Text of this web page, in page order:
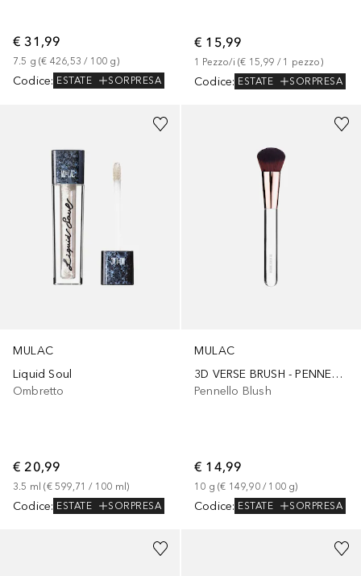
€ 31,99
7.5 g (€ 426,53 / 100 g)
Codice: ESTATE SORPRESA
€ 15,99
1 Pezzo/i (€ 15,99 / 1 pezzo)
Codice: ESTATE SORPRESA
MULAC
Liquid Soul
Ombretto
€ 20,99
3.5 ml (€ 599,71 / 100 ml)
Codice: ESTATE SORPRESA
+7
MULAC
3D VERSE BRUSH - PENNELLO SCULPTING VISO
Pennello Blush
€ 14,99
10 g (€ 149,90 / 100 g)
Codice: ESTATE SORPRESA